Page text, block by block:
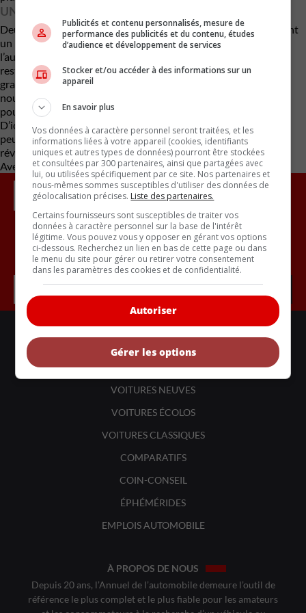
UNE ADAPTATION À VENIR ?
Deux études citées parThe Guardian(2020 et 2024) établissent
un lien entre l’absence de bruit moteur, les faibles vibrations et
l’augmentation du mal des transports. Mais les chercheurs
restent optimistes : à mesure que les générations futures
grandiront avec les VÉ, leur cerveau pourrait s’ajuster à ces
nouvelles dynamiques. Les jeunes enfants d’aujourd’hui
pourraient donc mieux tolérer les VÉ que leurs parents.
D’ici là, il faudra sans doute adapter le confort en cabine — et
peut-être même les systèmes de freinage — pour éviter que la
révolution électrique ne tourne au malaise pour les passagers.
Avec des renseignements de The Drive
Inscrivez vous à l'infolettre.
LIENS UTILES
BANCS D'ESSAIS
VOITURES NEUVES
VOITURES ÉCOLOS
VOITURES CLASSIQUES
COMPARATIFS
COIN-CONSEIL
ÉPHÉMÉRIDES
EMPLOIS AUTOMOBILE
À PROPOS DE NOUS
Depuis 20 ans, l’Annuel de l’automobile demeure l’outil de
référence le plus complet et le plus fiable pour les amateurs
Publicités et contenu personnalisés, mesure de
performance des publicités et du contenu, études
d’audience et développement de services
Stocker et/ou accéder à des informations sur un
appareil
En savoir plus
Vos données à caractère personnel seront traitées, et les
informations liées à votre appareil (cookies, identifiants
uniques et autres types de données) pourront être stockées
et consultées par 300 partenaires, ainsi que partagées avec
lui, ou utilisées spécifiquement par ce site. Nos partenaires et
nous-mêmes sommes susceptibles d'utiliser des données de
géolocalisation précises. Liste des partenaires.
Certains fournisseurs sont susceptibles de traiter vos
données à caractère personnel sur la base de l'intérêt
légitime. Vous pouvez vous y opposer en gérant vos options
ci-dessous. Recherchez un lien en bas de cette page ou dans
le menu du site pour gérer ou retirer votre consentement
dans les paramètres des cookies et de confidentialité.
Autoriser
Gérer les options